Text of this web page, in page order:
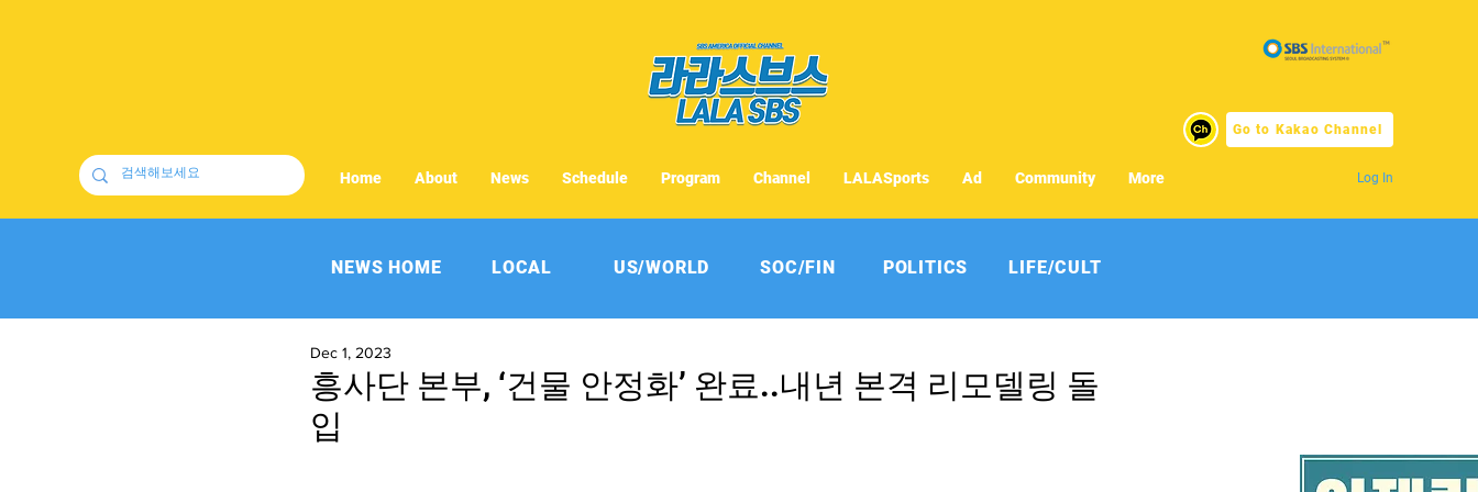
Go to Kakao Channel
Log In
Home About News Schedule Program Channel LALASports Ad Community More
NEWS HOME LOCAL US/WORLD SOC/FIN POLITICS LIFE/CULT
흥사단 본부, ‘건물 안정화’ 완료..내년 본격 리모델링 돌
입
Dec 1, 2023